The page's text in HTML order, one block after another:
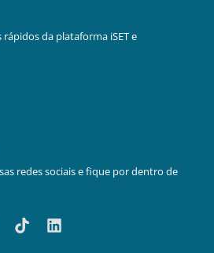
da plataforma iSET e
redes sociais e fique por dentro de